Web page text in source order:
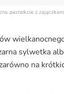
paznokcie z
sylwetka
na